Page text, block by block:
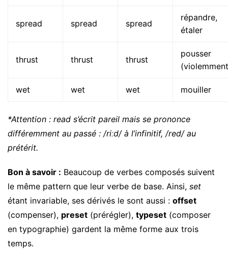
spread spread spread
répandre,
étaler
thrust thrust thrust
pousser
wet wet wet mouiller
*Attention : read s’écrit pareil mais se prononce
différemment au passé : /riːd/ à l’infinitif, /red/ au
prétérit.
Bon à savoir : Beaucoup de verbes composés suivent
le même pattern que leur verbe de base. Ainsi, set
étant invariable, ses dérivés le sont aussi : offset
(compenser), preset (prérégler), typeset (composer
en typographie) gardent la même forme aux trois
temps.